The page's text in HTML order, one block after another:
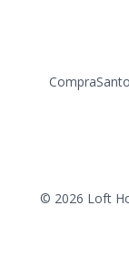
Compra
© 2026 Loft